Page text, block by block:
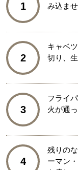
1
み込ませ
2
キャベ
切り、
3
フライ
火が通
4
残りの
ーマン